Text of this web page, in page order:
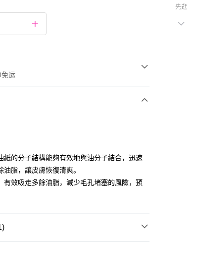
运
到以下銀行帳戶，並於存款單據寫上訂單編號後電郵
cosmetics.com** **我們不會處理沒有提供存款單據
紙的分子結構能夠有效地與油分子結合，迅速
油脂，讓皮膚恢復清爽。
有效吸走多餘油脂，減少毛孔堵塞的風險，預
先逛